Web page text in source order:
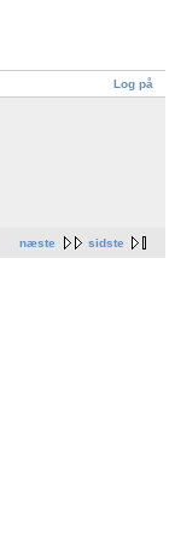
Log på
næste sidste